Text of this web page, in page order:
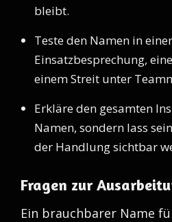
bleibt.
Teste den Namen in einer
Einsatzbesprechung,
einem Streit unter
Erkläre den gesamten
Namen, sondern lass
der Handlung sichtbar
Fragen zur
Ein brauchbarer Name